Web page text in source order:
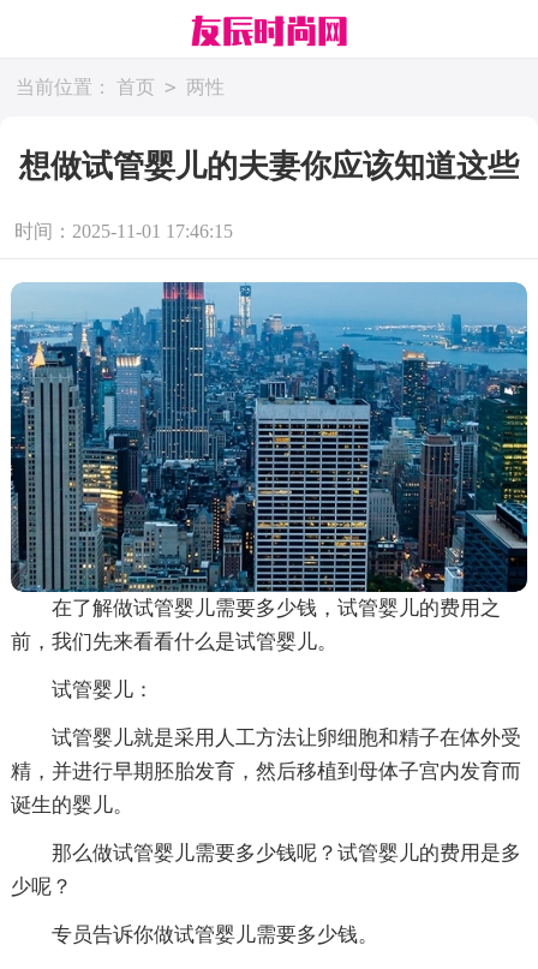
当前位置： 首页 > 两性
想做试管婴儿的夫妻你应该知道这些
时间：2025-11-01 17:46:15
在了解做试管婴儿需要多少钱，试管婴儿的费用之
前，我们先来看看什么是试管婴儿。
试管婴儿：
试管婴儿就是采用人工方法让卵细胞和精子在体外受
精，并进行早期胚胎发育，然后移植到母体子宫内发育而
诞生的婴儿。
那么做试管婴儿需要多少钱呢？试管婴儿的费用是多
少呢？
专员告诉你做试管婴儿需要多少钱。